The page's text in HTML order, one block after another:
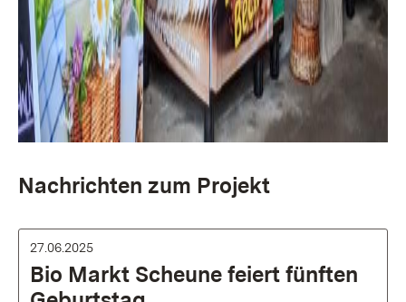
Nachrichten zum Projekt
27.06.2025
Bio Markt Scheune feiert fünften